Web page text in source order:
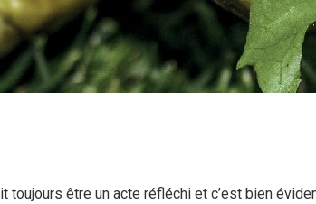
toujours être un acte réfléchi et c’est bien